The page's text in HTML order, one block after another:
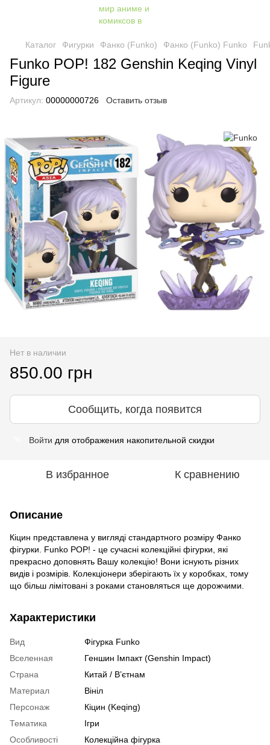
Каталог Фигурки Фанко (Funko) Фанко (Funko) Funko
Funko POP! 182 Genshin Keqing Vinyl
Figure
Артикул: 00000000726 Оставить отзыв
Нет в наличии
850.00 грн
Сообщить, когда появится
Войти для отображения накопительной скидки
В избранное К сравнению
Описание
Кіцин представлена у вигляді стандартного розміру Фанко
фігурки. Funko POP! - це сучасні колекційні фігурки, які
прекрасно доповнять Вашу колекцію! Вони існують різних
видів і розмірів. Колекціонери зберігають їх у коробках, тому
що більш лімітовані з роками становляться ще дорожчими.
Характеристики
Вид
Фігурка Funko
Вселенная
Геншин Імпакт (Genshin Impact)
Страна
Китай / В’єтнам
Материал
Вініл
Персонаж
Кіцин (Keqing)
Тематика
Ігри
Особливості
Колекційна фігурка